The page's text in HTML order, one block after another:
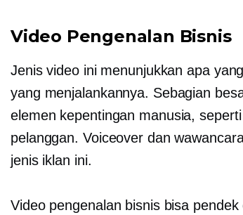
Video Pengenalan Bisnis
Jenis video ini menunjukkan apa
yang menjalankannya. Sebagian
elemen kepentingan manusia,
pelanggan. Voiceover dan
jenis iklan ini.
Video pengenalan bisnis bisa pendek